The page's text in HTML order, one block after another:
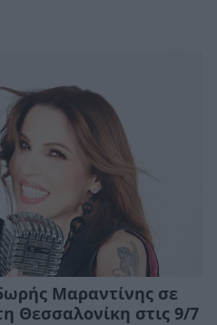
Μαραντίνης σε
Θεσσαλονίκη στις 9/7